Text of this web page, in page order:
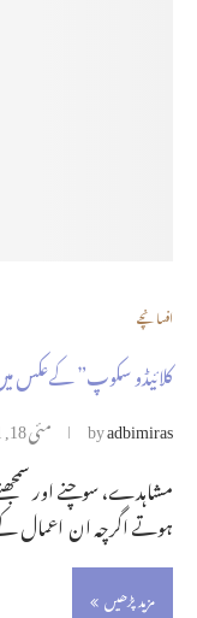
افسانچے
کلائیڈو سکوپ” کےعکس
byadbimiras مئی 18, 2021
مشاہدے، سوچنے اور
ہوتے اگرچہ ان
مزید پڑھیں